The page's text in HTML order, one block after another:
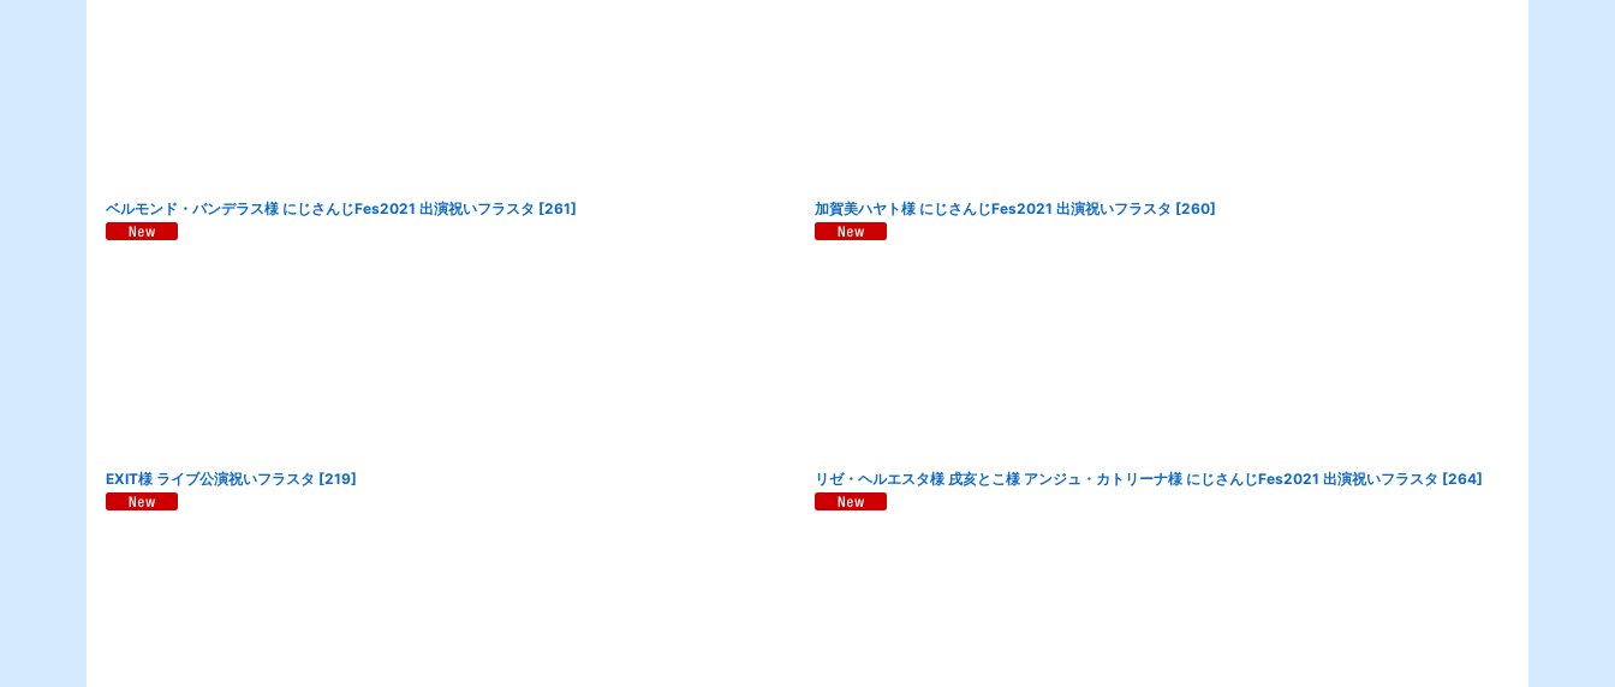
ベルモンド・バンデラス様 にじさんじFes2021 出演祝いフラスタ [261] 加賀美ハヤト様 にじさんじFes2021 出演祝いフラスタ [260]
EXIT様 ライブ公演祝いフラスタ [219] リゼ・ヘルエスタ様 戌亥とこ様 アンジュ・カトリーナ様 にじさんじFes2021 出演祝いフラスタ [264]